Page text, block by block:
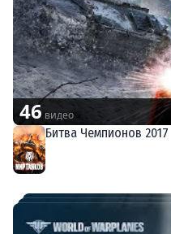
46видео
Битва Чемпионов 2017